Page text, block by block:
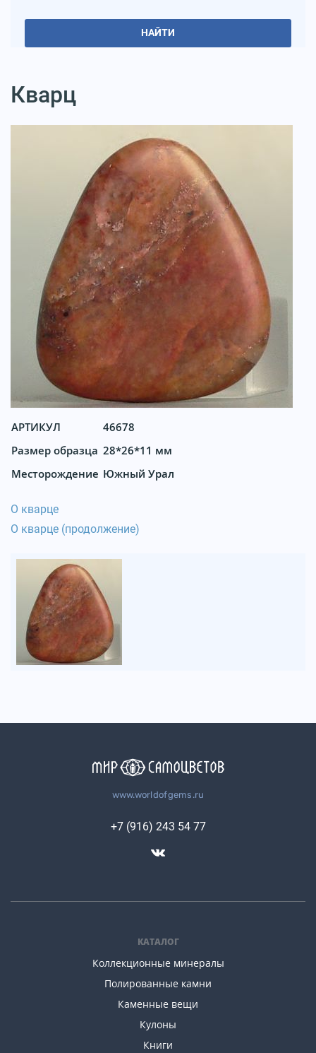
НАЙТИ
Кварц
АРТИКУЛ
46678
Размер образца 28*26*11 мм
Месторождение Южный Урал
О кварце
О кварце (продолжение)
www.worldofgems.ru
КАТАЛОГ
Коллекционные минералы
Полированные камни
Каменные вещи
Кулоны
Книги
+7 (916) 243 54 77